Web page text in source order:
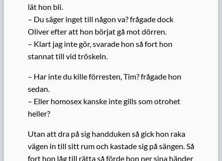
lät hon bli.
– Du säger inget till någon va? frågade dock
Oliver efter att hon börjat gå mot dörren.
– Klart jag inte gör, svarade hon så fort hon
stannat till vid tröskeln.
– Har inte du kille förresten, Tim? frågade hon
sedan.
– Eller homosex kanske inte gills som otrohet
heller?
Utan att dra på sig handduken så gick hon raka
vägen in till sitt rum och kastade sig på sängen. Så
fort hon låg till rätta så förde hon ner sina händer